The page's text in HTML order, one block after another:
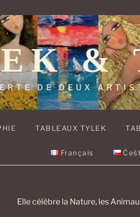
&
DE DEUX
TABLEAUX TYLEK
Français
Elle célèbre la Nature, les